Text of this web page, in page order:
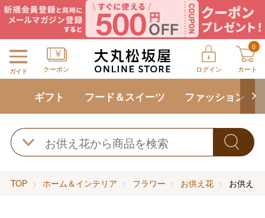
ガイド クーポン ログイン
0
カート
ギフト フード＆スイーツ ファッション
TOP ホーム＆インテリア フラワー お供え花 お供え